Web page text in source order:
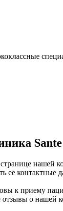
Sante
ее
к приему
о